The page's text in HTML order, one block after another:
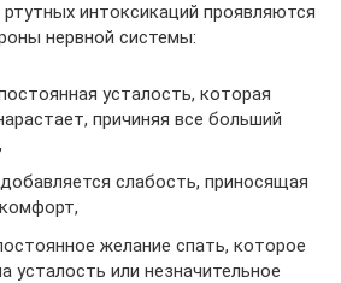
интоксикаций проявляются
нервной системы:
усталость, которая
причиняя все больший
слабость, приносящая
желание спать, которое
усталость или незначительное